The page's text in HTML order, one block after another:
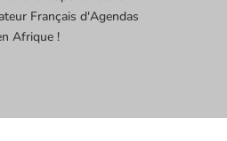
Français d'Agendas
Afrique !